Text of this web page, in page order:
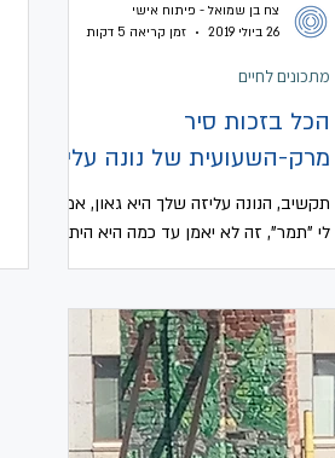
הכל בזכות סיר
מרק-השעועית של נונה עליזה
תקשיב, הנונה עליזה שלך היא גאון, אמרה
לי "תמר", זה לא יאמן עד כמה היא היתה
מתכונים לחיים
צח בן שמואל - פיתוח אישי
26 ביולי 2019
זמן קריאה 5 דקות